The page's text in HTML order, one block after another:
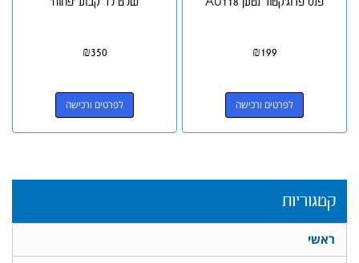
₪199
לפרטים ורכישה
₪350
לפרטים ורכישה
קטגוריות
ראשי